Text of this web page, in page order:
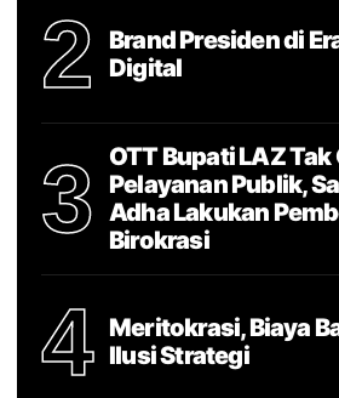
2
Brand Presiden di
Digital
3
OTT Bupati LAZ Tak
Pelayanan Publik,
Adha Lakukan
Birokrasi
4
Meritokrasi, Biaya
Ilusi Strategi